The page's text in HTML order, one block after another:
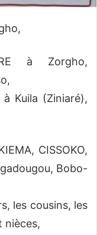
à Zorgho,
Kuila (Ziniaré),
CISSOKO,
Bobo-
les cousins, les
nièces,